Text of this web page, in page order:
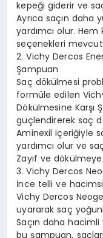
kepeği giderir ve
Ayrıca saçın daha
yardımcı olur.
seçenekleri
2. Vichy Dercos
Şampuan
Saç dökülmesi
formüle edilen
Dökülmesine Karşı
güçlendirerek saç
Aminexil içeriğiyle
yardımcı olur ve
Zayıf ve
3. Vichy Dercos
İnce telli ve
Vichy Dercos
uyararak saç
Saçın daha
bu şampuan,